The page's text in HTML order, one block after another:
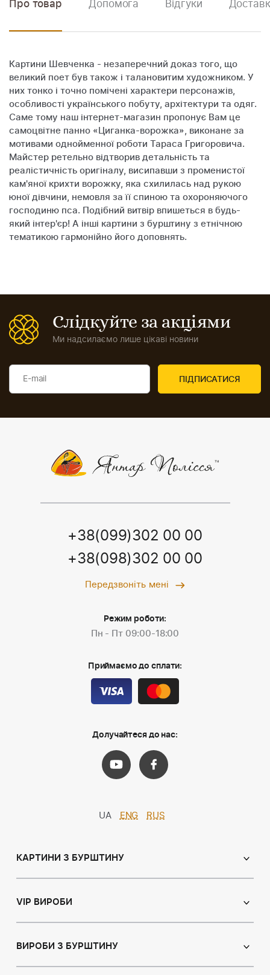
Про товар Допомога Відгуки
Картини Шевченка - незаперечний доказ того, що
великий поет був також і талановитим художником. У
них тонко і точно помічені характери персонажів,
особливості українського побуту, архітектури та одяг.
Саме тому наш інтернет-магазин пропонує Вам це
самоцвітне панно «Циганка-ворожка», виконане за
мотивами однойменної роботи Тараса Григоровича.
Майстер ретельно відтворив детальність та
реалістичність оригіналу, висипавши з променистої
кам'яної крихти ворожку, яка схилилась над рукою
юної дівчини, немовля за її спиною та охороняючого
господиню пса. Подібний витвір впишеться в будь-
який інтер'єр! А інші картини з бурштину з етнічною
тематикою гармонійно його доповнять.
Слідкуйте за акціями
Ми надсилаємо лише цікаві новини
+38(099)302 00 00
+38(098)302 00 00
Передзвоніть мені
Режим роботи:
Пн - Пт 09:00-18:00
Приймаємо до сплати:
Долучайтеся до нас:
UA ENG RUS
КАРТИНИ З БУРШТИНУ
Іменні ікони
VIP ВИРОБИ
Ікони з пластин
ВИРОБИ З БУРШТИНУ